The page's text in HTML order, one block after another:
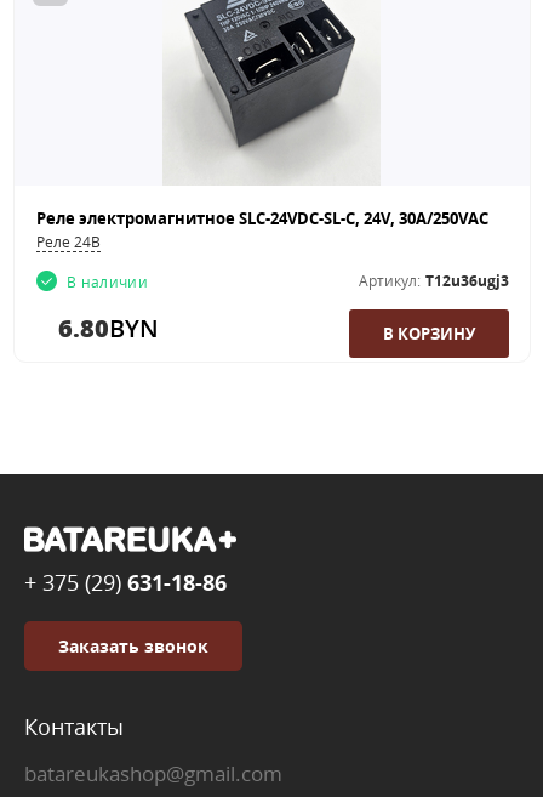
Реле электромагнитное SLC-24VDC-SL-C, 24V, 30А/250VAC
Реле 24В
В наличии
Артикул: T12u36ugj3
6.80BYN
+ 375 (29) 631-18-86
Заказать звонок
Контакты
batareukashop@gmail.com